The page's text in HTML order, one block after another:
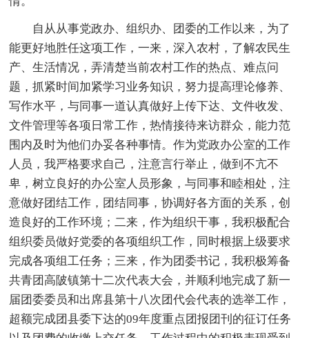
自从从事党政办、组织办、团委的工作以来，为了
能更好地胜任这项工作，一来，深入农村，了解农民生
产、生活情况，弄清楚当前农村工作的热点、难点问
题，抓紧时间加紧学习业务知识，努力提高理论修养、
写作水平，与同事一道认真做好上传下达、文件收发、
文件管理等各项日常工作，热情接待来访群众，能力范
围内及时为他们办妥各种事情。作为党政办公室的工作
人员，我严格要求自己，注意言行举止，做到不亢不
卑，树立良好的办公室人员形象，与同事和睦相处，注
意做好团结工作，团结同事，协调好各方面的关系，创
造良好的工作环境；二来，作为组织干事，我积极配合
组织委员做好党委的各项组织工作，同时根据上级要求
完成各项组工任务；三来，作为团委书记，我积极筹备
共青团高陂镇第十二次代表大会，并顺利地完成了新一
届团委委员和出席县第十八次团代会代表的选举工作，
超额完成团县委下达的09年度重点团报团刊的征订任务